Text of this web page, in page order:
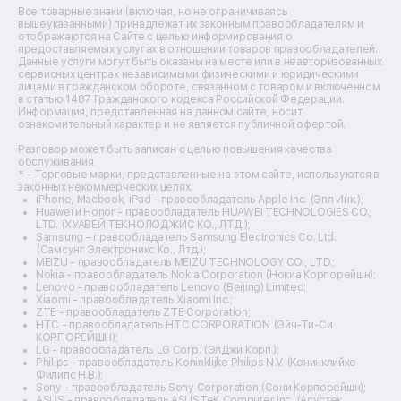
Ремонт источников бесперебойного питания
Ремонт пароварок
Ремонт микшерных пультов
Ремонт dj-пультов
Ремонт кухонных плит
Ремонт стедикамов
Ремонт оптических прицелов
Ремонт электровелосипедов
Ремонт видеокамер
Ремонт эхолотов
Ремонт 3d-принтеров
Ремонт прицелов ночного видения
Ремонт винных шкафов
Ремонт выпрямителей
Ремонт сушилок для рук
Ремонт дальномеров
Ремонт снегоуборщиков
Все товарные знаки (включая, но не ограничиваясь
вышеуказанными) принадлежат их законным правообладателям и
отображаются на Сайте с целью информирования о
предоставляемых услугах в отношении товаров правообладателей.
Данные услуги могут быть оказаны на месте или в неавторизованных
сервисных центрах независимыми физическими и юридическими
лицами в гражданском обороте, связанном с товаром и включенном
в статью 1487 Гражданского кодекса Российской Федерации.
Информация, представленная на данном сайте, носит
ознакомительный характер и не является публичной офертой.
Разговор может быть записан с целью повышения качества
обслуживания.
* - Торговые марки, представленные на этом сайте, используются в
законных некоммерческих целях.
iPhone, Macbook, iPad - правообладатель Apple Inc. (Эпл Инк.);
Huawei и Honor - правообладатель HUAWEI TECHNOLOGIES CO.,
LTD. (ХУАВЕЙ ТЕКНОЛОДЖИС КО., ЛТД.);
Samsung – правообладатель Samsung Electronics Co. Ltd.
(Самсунг Электроникс Ко., Лтд.);
MEIZU - правообладатель MEIZU TECHNOLOGY CO., LTD.;
Nokia - правообладатель Nokia Corporation (Нокиа Корпорейшн);
Lenovo - правообладатель Lenovo (Beijing) Limited;
Xiaomi - правообладатель Xiaomi Inc.;
ZTE - правообладатель ZTE Corporation;
HTC - правообладатель HTC CORPORATION (Эйч-Ти-Си
КОРПОРЕЙШН);
LG - правообладатель LG Corp. (ЭлДжи Корп.);
Philips - правообладатель Koninklijke Philips N.V. (Конинклийке
Филипс Н.В.);
Sony - правообладатель Sony Corporation (Сони Корпорейшн);